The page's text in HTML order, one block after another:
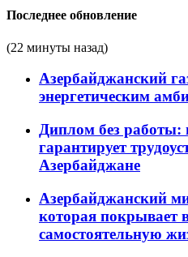
Последнее обновление
(22 минуты назад)
Азербайджанский
энергетическим
Диплом без работы:
гарантирует
Азербайджане
Азербайджанский
которая покрывает
самостоятельную